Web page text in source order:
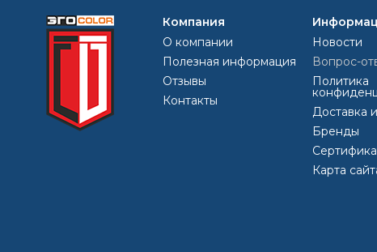
Компания
О компании
Полезная информация
Отзывы
Контакты
Новости
Вопрос-
Политика
Доставка
Бренды
Карта